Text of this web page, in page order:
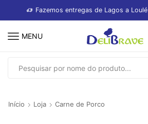
Fazemos entregas de Lagos a Loulé
MENU
SEARCH
Início Loja Carne de Porco